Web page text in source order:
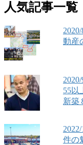
人気記事一覧
動産
55以
新築
件の